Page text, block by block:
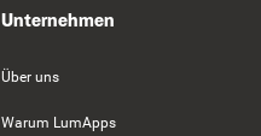
Unternehmen
Über uns
Warum LumApps